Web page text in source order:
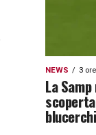
NEWS 3
La